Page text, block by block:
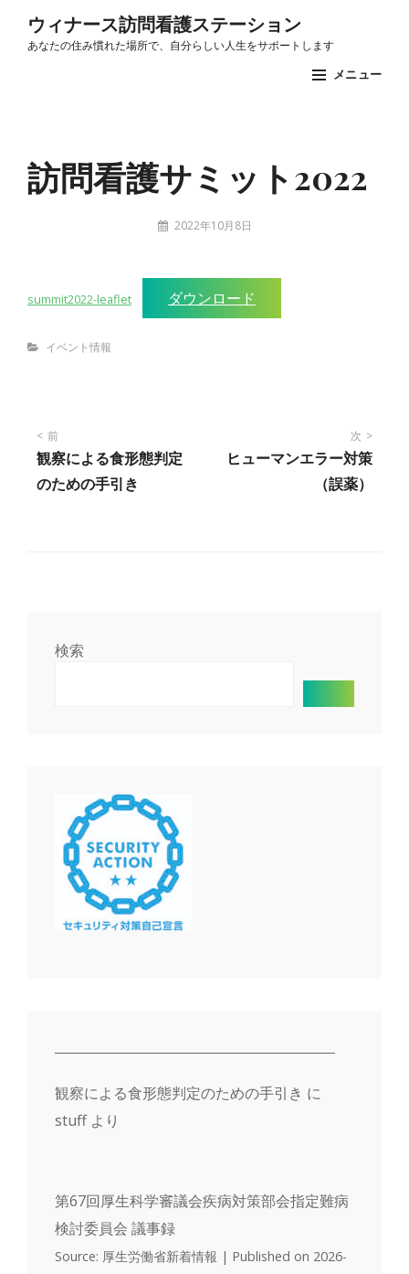
ウィナース訪問看護ステーション
あなたの住み慣れた場所で、自分らしい人生をサポートします
メニュー
訪問看護サミット2022
投 2022年10月8日
summit2022-leaflet ダウンロード
Categories
イベント情報
投
稿
前
観察による食形態判定
のための手引き
次
ヒューマンエラー対策
（誤薬）
検索
観察による食形態判定のための手引き に
stuffより
第67回厚生科学審議会疾病対策部会指定難病
検討委員会 議事録
Source: 厚生労働省新着情報
Published on 2026-